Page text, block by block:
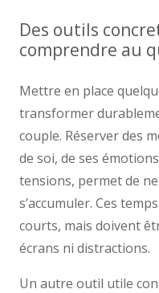
Des outils
comprendre au
Mettre en place
transformer
couple. Réserver des
de soi, de ses
tensions, permet de
s’accumuler. Ces
courts, mais doivent
écrans ni distractions.
Un autre outil utile